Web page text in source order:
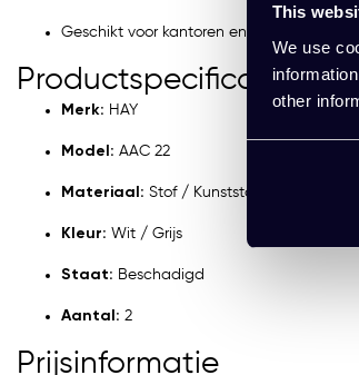
This
We use
other
Geschikt voor kantoren en representatieve
Productspecificaties
Merk: HAY
Model: AAC 22
Materiaal: Stof / Kunststof / Hout
Kleur: Wit / Grijs
Staat: Beschadigd
Aantal: 2
Prijsinformatie